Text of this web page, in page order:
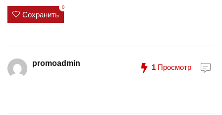
Сохранить
0
promoadmin 1 Просмотр